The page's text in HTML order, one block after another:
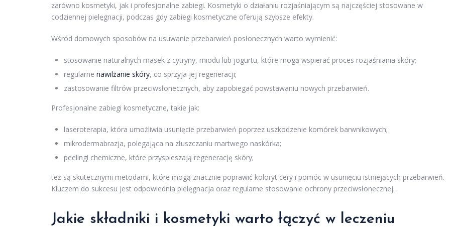
zarówno kosmetyki, jak i profesjonalne zabiegi. Kosmetyki o działaniu rozjaśniającym są najczęściej stosowane w
codziennej pielęgnacji, podczas gdy zabiegi kosmetyczne oferują szybsze efekty.
Wśród domowych sposobów na usuwanie przebarwień posłonecznych warto wymienić:
stosowanie naturalnych masek z cytryny, miodu lub jogurtu, które mogą wspierać proces rozjaśniania skóry;
regularne nawilżanie skóry, co sprzyja jej regeneracji;
zastosowanie filtrów przeciwsłonecznych, aby zapobiegać powstawaniu nowych przebarwień.
Profesjonalne zabiegi kosmetyczne, takie jak:
laseroterapia, która umożliwia usunięcie przebarwień poprzez uszkodzenie komórek barwnikowych;
mikrodermabrazja, polegająca na złuszczaniu martwego naskórka;
peelingi chemiczne, które przyspieszają regenerację skóry;
też są skutecznymi metodami, które mogą znacznie poprawić koloryt cery i pomóc w usunięciu istniejących przebarwień.
Kluczem do sukcesu jest odpowiednia pielęgnacja oraz regularne stosowanie ochrony przeciwsłonecznej.
Jakie składniki i kosmetyki warto łączyć w leczeniu